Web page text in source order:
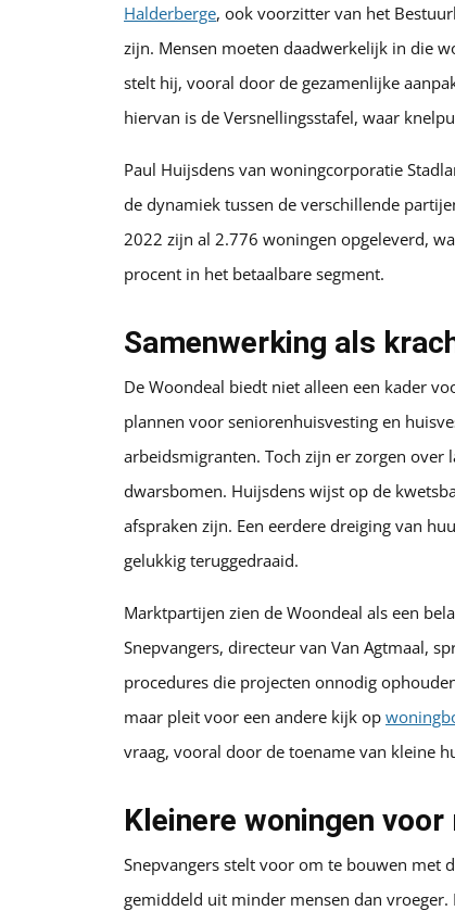
Halderberge, ook voorzitter van het
zijn. Mensen moeten daadwerkelijk in die
stelt hij, vooral door de gezamenlijke
hiervan is de Versnellingsstafel, waar
Paul Huijsdens van woningcorporatie
de dynamiek tussen de verschillende
2022 zijn al 2.776 woningen opgeleverd,
procent in het betaalbare segment.
Samenwerking als
De Woondeal biedt niet alleen een kader
plannen voor seniorenhuisvesting en
arbeidsmigranten. Toch zijn er zorgen
dwarsbomen. Huijsdens wijst op de
afspraken zijn. Een eerdere dreiging van
gelukkig teruggedraaid.
Marktpartijen zien de Woondeal als een
Snepvangers, directeur van Van Agtmaal,
procedures die projecten onnodig
maar pleit voor een andere kijk op
vraag, vooral door de toename van kleine
Kleinere woningen
Snepvangers stelt voor om te bouwen met
gemiddeld uit minder mensen dan